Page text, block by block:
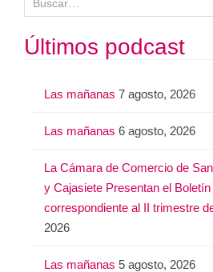
u
s
c
Últimos podcast
Las mañanas 7 agosto, 2026
Las mañanas 6 agosto, 2026
La Cámara de Comercio de
y Cajasiete Presentan el
correspondiente al II trimestre
2026
Las mañanas 5 agosto, 2026